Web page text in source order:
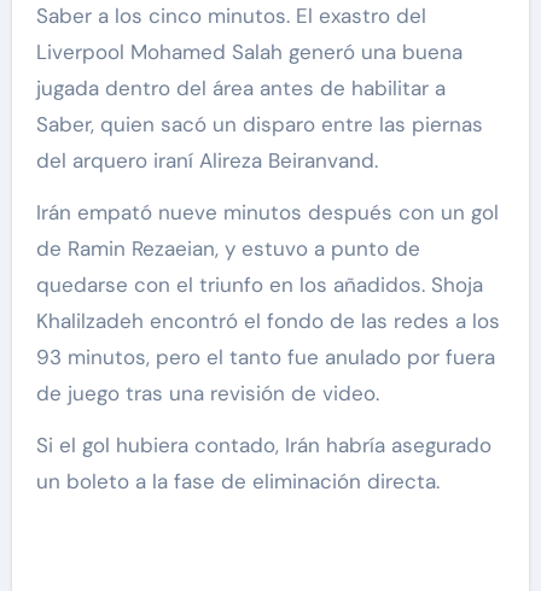
Saber a los cinco minutos. El exastro del
Liverpool Mohamed Salah generó una buena
jugada dentro del área antes de habilitar a
Saber, quien sacó un disparo entre las piernas
del arquero iraní Alireza Beiranvand.
Irán empató nueve minutos después con un gol
de Ramin Rezaeian, y estuvo a punto de
quedarse con el triunfo en los añadidos. Shoja
Khalilzadeh encontró el fondo de las redes a los
93 minutos, pero el tanto fue anulado por fuera
de juego tras una revisión de video.
Si el gol hubiera contado, Irán habría asegurado
un boleto a la fase de eliminación directa.